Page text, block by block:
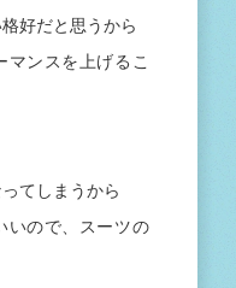
好だと思うから
マンスを上げるこ
てしまうから
いので、スーツの